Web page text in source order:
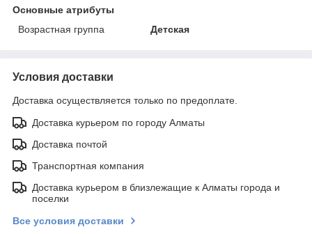
Основные атрибуты
Возрастная группа
Детская
Условия доставки
Доставка осуществляется только по предоплате.
Доставка курьером по городу Алматы
Доставка почтой
Транспортная компания
Доставка курьером в близлежащие к Алматы города и
поселки
Все условия доставки